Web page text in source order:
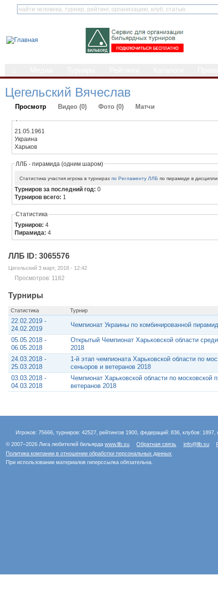
Цегельский Вячеслав
Просмотр Видео (0) Фото (0) Матчи
-
21.05.1961
Украина
Харьков
ЛЛБ - пирамида (одним шаром)
Статистика участия игрока в турнирахпо Регламенту ЛЛБ по пирамиде в
Турниров за последний год:0
Турниров всего: 1
Статистика
Турниров:4
Пирамида:4
ЛЛБ ID: 3065576
Цегельский 3 март, 2018 - 12:42
Просмотров: 1182
Турниры
Статистика Турнир
22.02.2019 -
24.02.2019
Чемпионат Украины по комбинированной
05.05.2018 -
06.05.2018
Открытый Чемпионат Харьковской области
2018
24.03.2018 -
25.03.2018
1-й этап чемпионата Харьковской области по
сеньоров и ветеранов 2018
03.03.2018 -
04.03.2018
Чемпионат Харьковской области по московской
ветеранов 2018
Игроков: 75666, турниров: 42527, рейтингов 1900, федераций: 836, клубов:
© 2007–2026 Лига любителей бильярдаwww.llb.su Обратная связь info@llb.su
Политика компании в отношении обработки персональных данных
При использовании материалов гиперссылка обязательна.